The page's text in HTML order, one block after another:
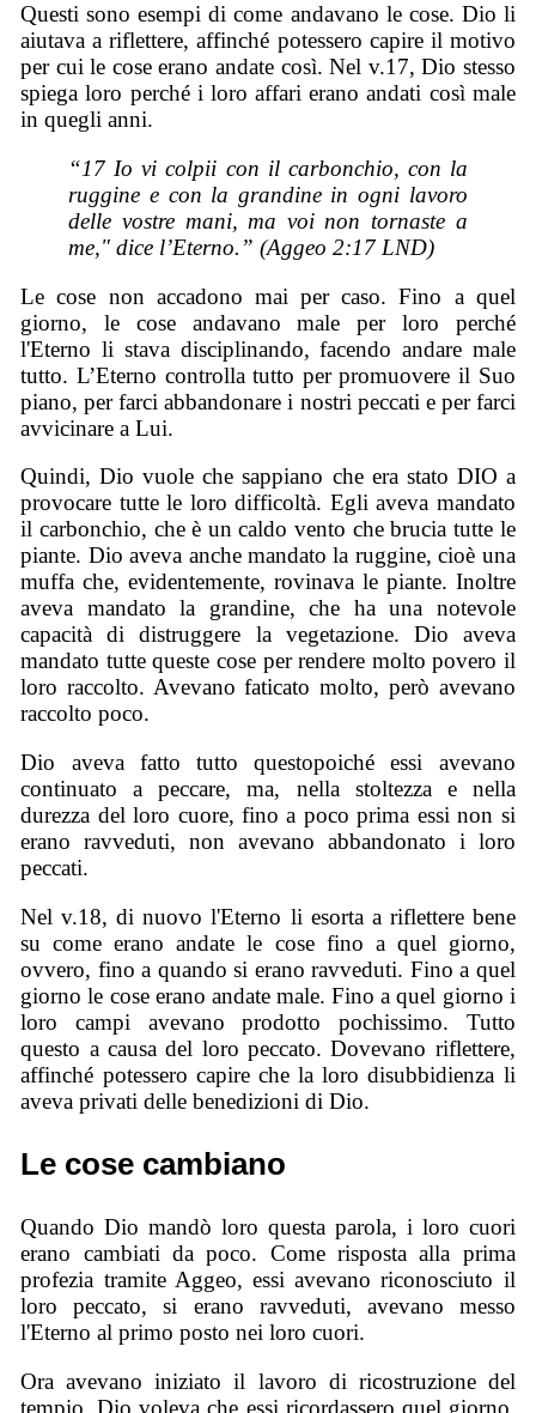
Questi sono esempi di come andavano le cose. Dio li
aiutava a riflettere, affinché potessero capire il motivo
per cui le cose erano andate così. Nel v.17, Dio stesso
spiega loro perché i loro affari erano andati così male
in quegli anni.
“17 Io vi colpii con il carbonchio, con la
ruggine e con la grandine in ogni lavoro
delle vostre mani, ma voi non tornaste a
me," dice l’Eterno.” (Aggeo 2:17 LND)
Le cose non accadono mai per caso. Fino a quel
giorno, le cose andavano male per loro perché
l'Eterno li stava disciplinando, facendo andare male
tutto. L’Eterno controlla tutto per promuovere il Suo
piano, per farci abbandonare i nostri peccati e per farci
avvicinare a Lui.
Quindi, Dio vuole che sappiano che era stato DIO a
provocare tutte le loro difficoltà. Egli aveva mandato
il carbonchio, che è un caldo vento che brucia tutte le
piante. Dio aveva anche mandato la ruggine, cioè una
muffa che, evidentemente, rovinava le piante. Inoltre
aveva mandato la grandine, che ha una notevole
capacità di distruggere la vegetazione. Dio aveva
mandato tutte queste cose per rendere molto povero il
loro raccolto. Avevano faticato molto, però avevano
raccolto poco.
Dio aveva fatto tutto questopoiché essi avevano
continuato a peccare, ma, nella stoltezza e nella
durezza del loro cuore, fino a poco prima essi non si
erano ravveduti, non avevano abbandonato i loro
peccati.
Nel v.18, di nuovo l'Eterno li esorta a riflettere bene
su come erano andate le cose fino a quel giorno,
ovvero, fino a quando si erano ravveduti. Fino a quel
giorno le cose erano andate male. Fino a quel giorno i
loro campi avevano prodotto pochissimo. Tutto
questo a causa del loro peccato. Dovevano riflettere,
affinché potessero capire che la loro disubbidienza li
aveva privati delle benedizioni di Dio.
Le cose cambiano
Quando Dio mandò loro questa parola, i loro cuori
erano cambiati da poco. Come risposta alla prima
profezia tramite Aggeo, essi avevano riconosciuto il
loro peccato, si erano ravveduti, avevano messo
l'Eterno al primo posto nei loro cuori.
Ora avevano iniziato il lavoro di ricostruzione del
tempio. Dio voleva che essi ricordassero quel giorno.